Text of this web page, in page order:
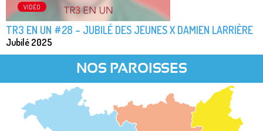
VIDÉO
TR3 EN UN #28 – JUBILÉ DES JEUNES X DAMIEN LARRIÈRE
Jubilé 2025
NOS PAROISSES